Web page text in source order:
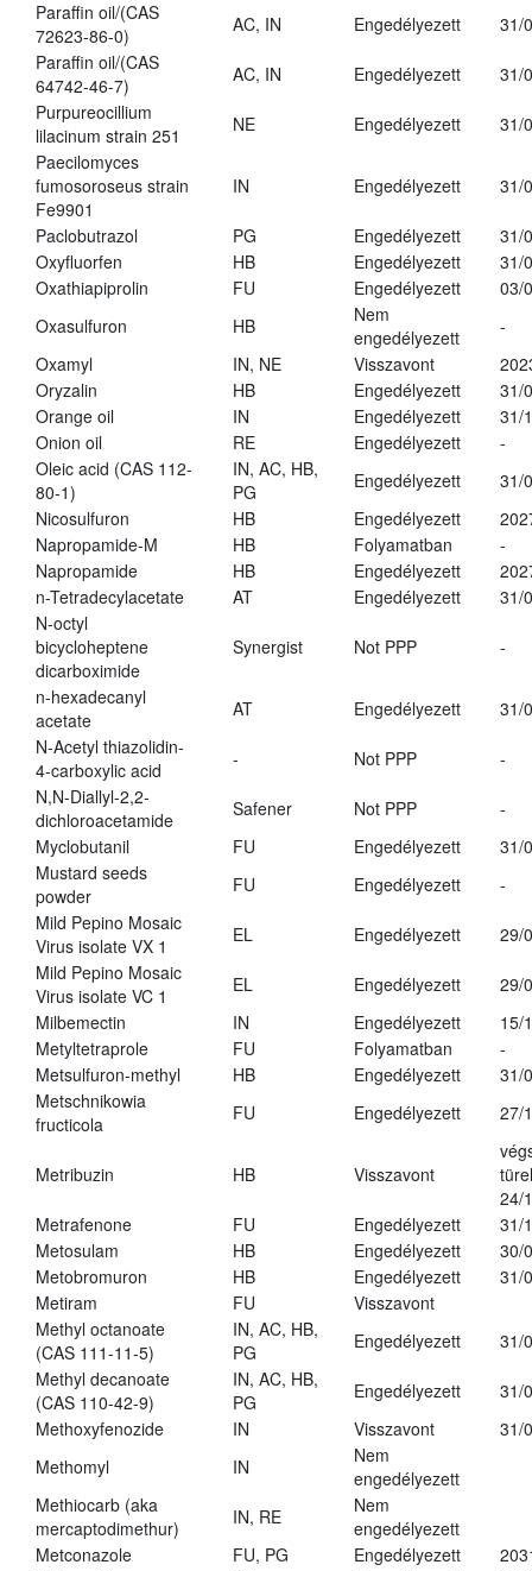
Paraffin oil/(CAS
72623-86-0)
AC, IN Engedélyezett
31/
Paraffin oil/(CAS
64742-46-7)
AC, IN Engedélyezett
31/
Purpureocillium
lilacinum strain 251
NE Engedélyezett
31/
Paecilomyces
fumosoroseus strain
Fe9901
IN Engedélyezett 31/
Paclobutrazol PG Engedélyezett
31/
Oxyfluorfen
HB Engedélyezett
31/
Oxathiapiprolin
FU Engedélyezett
03/
Oxasulfuron
HB
Nem
engedélyezett
-
Oxamyl
IN, NE Visszavont
Oryzalin
HB Engedélyezett
31/
Orange oil
IN Engedélyezett
31/
Onion oil
RE Engedélyezett
-
Oleic acid (CAS 112-
80-1)
IN, AC, HB,
PG
Engedélyezett
31/
Nicosulfuron
HB Engedélyezett
Napropamide-M
HB Folyamatban
-
Napropamide
HB Engedélyezett
n-Tetradecylacetate
AT Engedélyezett
31/
N-octyl
bicycloheptene
dicarboximide
Synergist Not PPP -
n-hexadecanyl
acetate
AT Engedélyezett
31/
N-Acetyl thiazolidin-
4-carboxylic acid
- Not PPP
-
N,N-Diallyl-2,2-
dichloroacetamide
Safener Not PPP
-
Myclobutanil
FU Engedélyezett
31/
Mustard seeds
powder
FU Engedélyezett
-
Mild Pepino Mosaic
Virus isolate VX 1
EL Engedélyezett
29/
Mild Pepino Mosaic
Virus isolate VC 1
EL Engedélyezett
29/
Milbemectin
IN Engedélyezett
15/
Metyltetraprole
FU Folyamatban
-
Metsulfuron-methyl
HB Engedélyezett
31/
Metschnikowia
fructicola
FU Engedélyezett 27/
Metribuzin HB Visszavont
24/
Metrafenone
FU Engedélyezett
31/
Metosulam
HB Engedélyezett
30/
Metobromuron
HB Engedélyezett
31/
Metiram
FU
Visszavont
Methyl octanoate
(CAS 111-11-5)
IN, AC, HB,
PG
Engedélyezett
31/
Methyl decanoate
(CAS 110-42-9)
IN, AC, HB,
PG
Engedélyezett
31/
Methoxyfenozide
IN Visszavont
31/
Methomyl
IN
Nem
engedélyezett
Methiocarb (aka
mercaptodimethur)
IN, RE
Nem
engedélyezett
Metconazole
FU, PG Engedélyezett